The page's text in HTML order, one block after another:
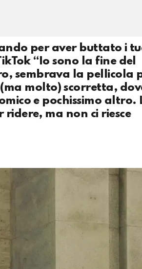
per aver buttato i
“Io sono la fine del
sembrava la pellicola
molto) scorretta,
e pochissimo altro.
ma non ci riesce